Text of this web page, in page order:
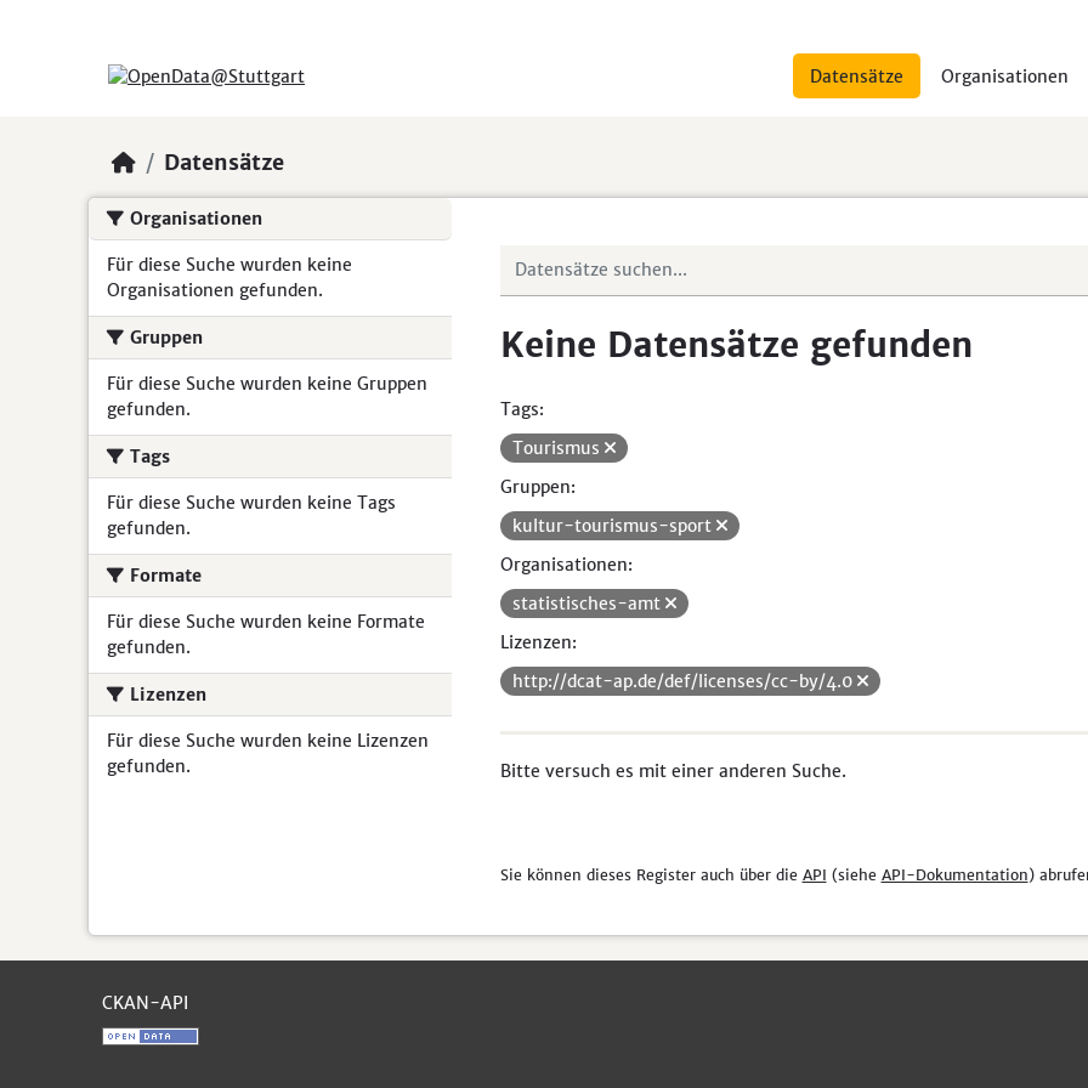
Datensätze Organisationen
Datensätze
Organisationen
Für diese Suche wurden keine
Organisationen gefunden.
Gruppen
Für diese Suche wurden keine Gruppen
gefunden.
Tags
Für diese Suche wurden keine Tags
gefunden.
Formate
Für diese Suche wurden keine Formate
gefunden.
Lizenzen
Für diese Suche wurden keine Lizenzen
gefunden.
Keine Datensätze gefunden
Tags:
Tourismus
Gruppen:
kultur-tourismus-sport
Organisationen:
statistisches-amt
Lizenzen:
http://dcat-ap.de/def/licenses/cc-by/4.0
Bitte versuch es mit einer anderen Suche.
Sie können dieses Register auch über die API (siehe API-Dokumentation)
CKAN-API